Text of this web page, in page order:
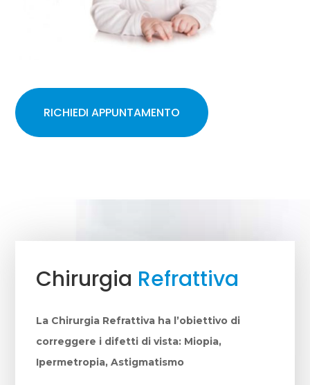
RICHIEDI APPUNTAMENTO
Chirurgia Refrattiva
La Chirurgia Refrattiva ha l’obiettivo di
correggere i difetti di vista: Miopia,
Ipermetropia, Astigmatismo